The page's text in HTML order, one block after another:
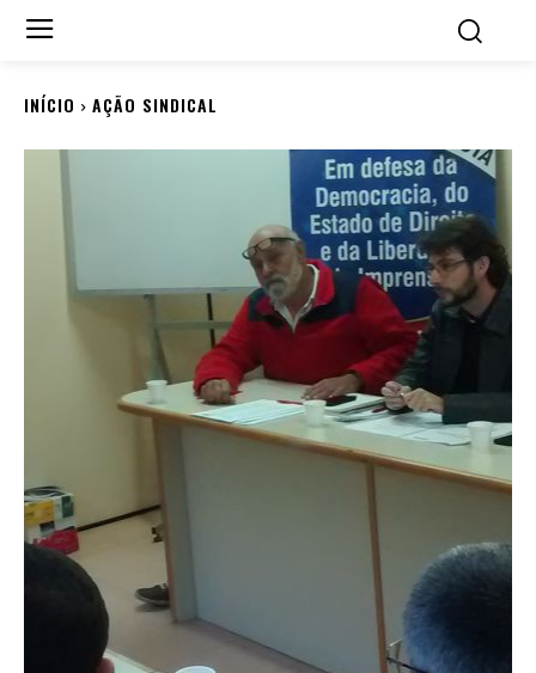
INÍCIO AÇÃO SINDICAL